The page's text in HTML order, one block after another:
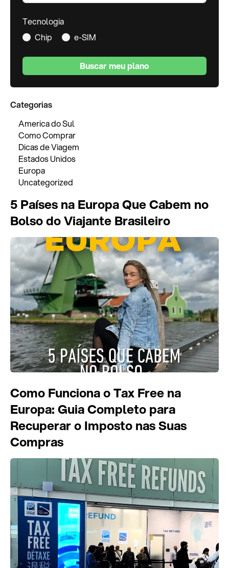
Tecnologia
Chip
e-SIM
Buscar meu plano
Categorias
America do Sul
Como Comprar
Dicas de Viagem
Estados Unidos
Europa
Uncategorized
5 Países na Europa Que Cabem no
Bolso do Viajante Brasileiro
Como Funciona o Tax Free na
Europa: Guia Completo para
Recuperar o Imposto nas Suas
Compras